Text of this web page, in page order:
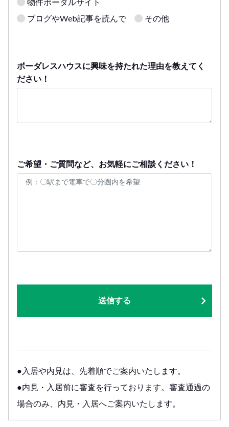
ブログやWeb記事を読んで
その他
ボーダレスハウスに興味を持たれた理由を教えてく
ださい！
ご希望・ご質問など、お気軽にご相談ください！
送信する
●入居や内見は、先着順でご案内いたします。
●内見・入居前に審査を行っております。審査通過の
場合のみ、内見・入居へご案内いたします。